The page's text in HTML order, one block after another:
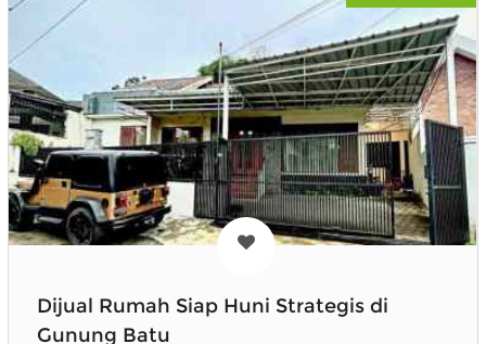
Dijual Rumah Siap Huni Strategis di
Gunung Batu